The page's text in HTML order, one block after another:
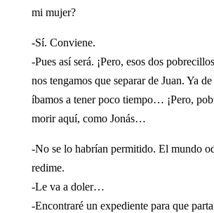
mi mujer?
-Sí. Conviene.
-Pues así será. ¡Pero, esos dos
nos tengamos que separar de Juan. Ya
íbamos a tener poco tiempo… ¡Pero,
morir aquí, como Jonás…
-No se lo habrían permitido. El mundo
redime.
-Le va a doler…
-Encontraré un expediente para que